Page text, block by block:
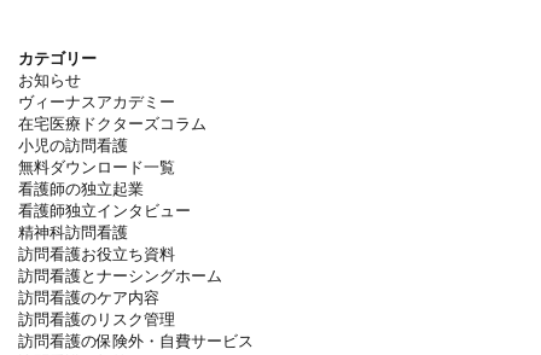
カテゴリー
お知らせ
ヴィーナスアカデミー
在宅医療ドクターズコラム
小児の訪問看護
無料ダウンロード一覧
看護師の独立起業
看護師独立インタビュー
精神科訪問看護
訪問看護お役立ち資料
訪問看護とナーシングホーム
訪問看護のケア内容
訪問看護のリスク管理
訪問看護の保険外・自費サービス